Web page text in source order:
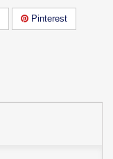
Pinterest